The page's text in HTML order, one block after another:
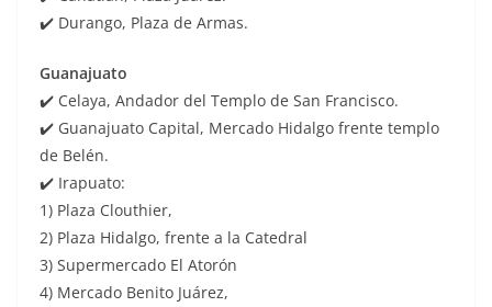
✔️ Durango, Plaza de Armas.
Guanajuato
✔️ Celaya, Andador del Templo de San Francisco.
✔️ Guanajuato Capital, Mercado Hidalgo frente templo
de Belén.
✔️ Irapuato:
1) Plaza Clouthier,
2) Plaza Hidalgo, frente a la Catedral
3) Supermercado El Atorón
4) Mercado Benito Juárez,